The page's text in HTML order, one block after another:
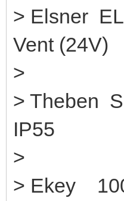
> Elsner
Vent
>
> Theben
IP55
>
> Ekey